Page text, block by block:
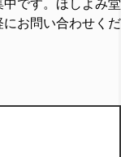
です。ほしよみ堂
お問い合わせくだ